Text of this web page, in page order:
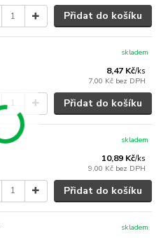
Přidat do košíku
8,47 Kč/ks
7,00 Kč bez DPH
skladem
Přidat do košíku
10,89 Kč/ks
9,00 Kč bez DPH
skladem
Přidat do košíku
skladem